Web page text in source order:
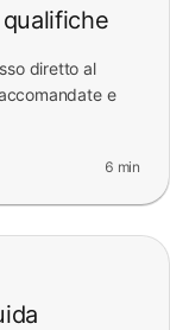
diretto al
e
6 min